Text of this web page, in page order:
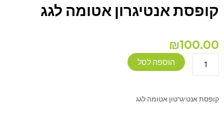
קופסת אנטיגרון אטומה לגג
₪100.00
הוספה לסל
קופסת אנטיגרטון אטומה לגג